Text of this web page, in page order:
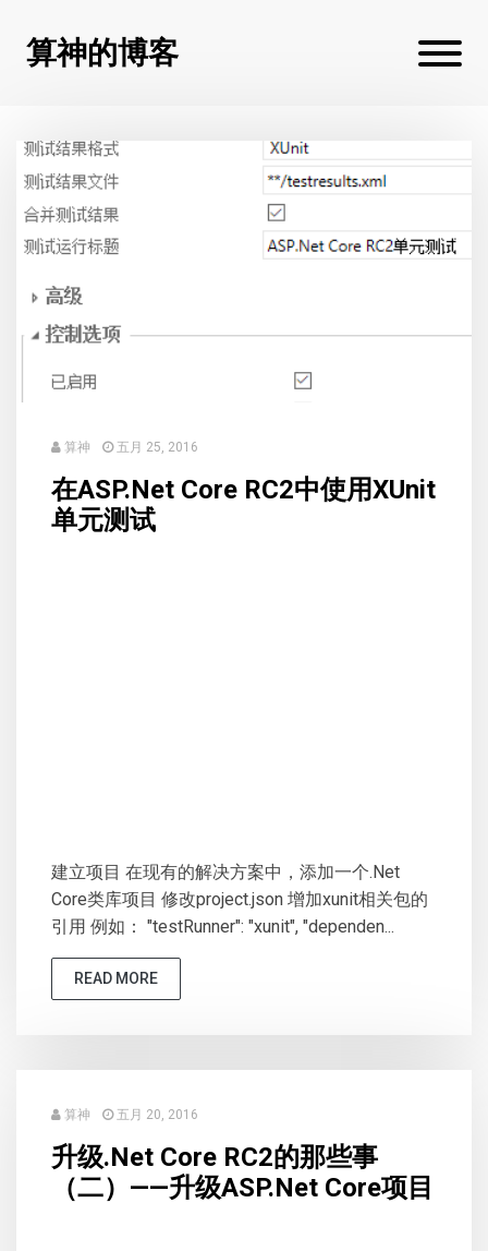
算神的博客
算神 五月 25, 2016
在ASP.Net Core RC2中使用XUnit
单元测试
建立项目 在现有的解决方案中，添加一个.Net
Core类库项目 修改project.json 增加xunit相关包的
引用 例如： "testRunner": "xunit", "dependen...
READ MORE
算神 五月 20, 2016
升级.Net Core RC2的那些事
（二）——升级ASP.Net Core项目